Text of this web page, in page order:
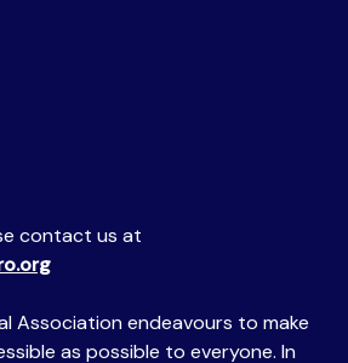
contact us at
Association endeavours to make
as possible to everyone. In